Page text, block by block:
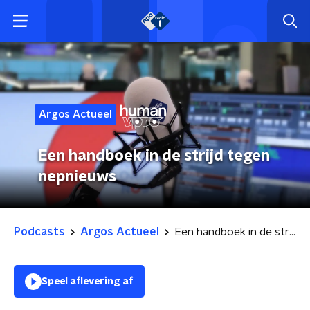
Argos Actueel
Een handboek in de strijd tegen
nepnieuws
Podcasts Argos Actueel Een handboek in de strijd tegen nepnieuws
Speel aflevering af